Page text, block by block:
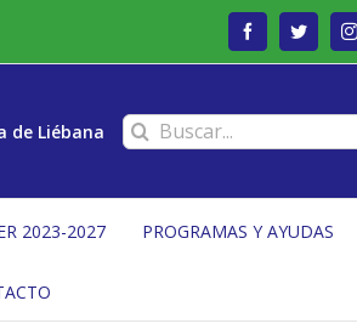
FacebookTwitter
de Liébana Buscar:
2023-2027 PROGRAMAS Y AYUDAS